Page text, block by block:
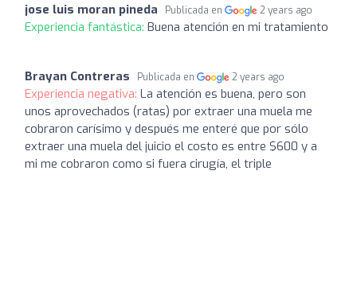
jose luis moran pineda Publicada en 2 years ago
Experiencia fantástica: Buena atención en mi tratamiento
Brayan Contreras Publicada en 2 years ago
Experiencia negativa: La atención es buena, pero son
unos aprovechados (ratas) por extraer una muela me
cobraron carísimo y después me enteré que por sólo
extraer una muela del juicio el costo es entre $600 y a
mi me cobraron como si fuera cirugía, el triple